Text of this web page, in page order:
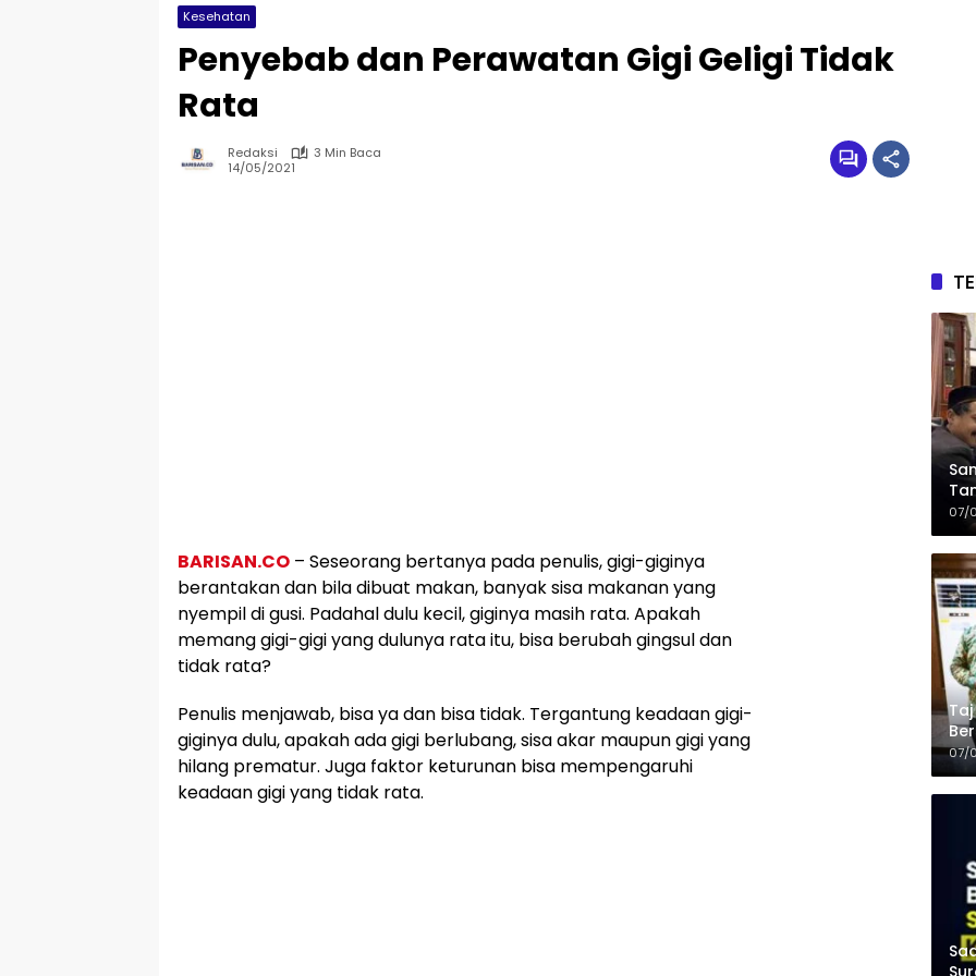
Kesehatan
Penyebab dan Perawatan Gigi Geligi Tidak
Rata
Redaksi
3 Min Baca
14/05/2021
BARISAN.CO – Seseorang bertanya pada penulis, gigi-giginya
berantakan dan bila dibuat makan, banyak sisa makanan yang
nyempil di gusi. Padahal dulu kecil, giginya masih rata. Apakah
memang gigi-gigi yang dulunya rata itu, bisa berubah gingsul dan
tidak rata?
Penulis menjawab, bisa ya dan bisa tidak. Tergantung keadaan gigi-
giginya dulu, apakah ada gigi berlubang, sisa akar maupun gigi yang
hilang prematur. Juga faktor keturunan bisa mempengaruhi
keadaan gigi yang tidak rata.
07/
07/